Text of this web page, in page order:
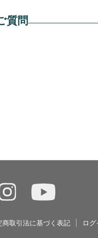
質問
商取引法に基づく表記 ログ